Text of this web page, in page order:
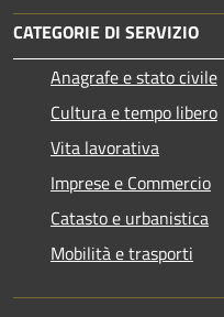
CATEGORIE DI SERVIZIO
Anagrafe e stato civile
Cultura e tempo libero
Vita lavorativa
Imprese e Commercio
Catasto e urbanistica
Mobilità e trasporti